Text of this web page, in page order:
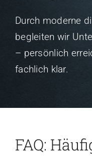
Durch moderne
begleiten wir
– persönlich
fachlich klar.
FAQ: